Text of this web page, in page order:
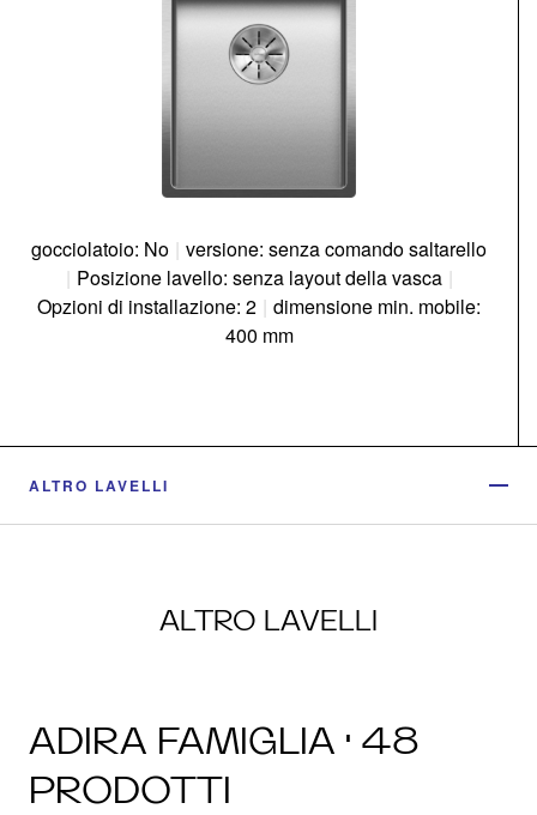
gocciolatoio: No | versione: senza comando saltarello
| Posizione lavello: senza layout della vasca |
Opzioni di installazione: 2 | dimensione min. mobile:
400 mm
ALTRO LAVELLI
ALTRO LAVELLI
ADIRA FAMIGLIA · 48
PRODOTTI